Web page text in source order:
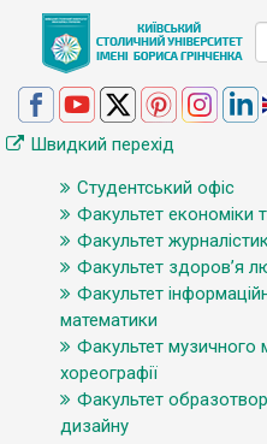
Швидкий перехід
Студентський офіс
Факультет економіки
Факультет
Факультет здоров’я
Факультет
математики
Факультет музичного
хореографії
Факультет
дизайну